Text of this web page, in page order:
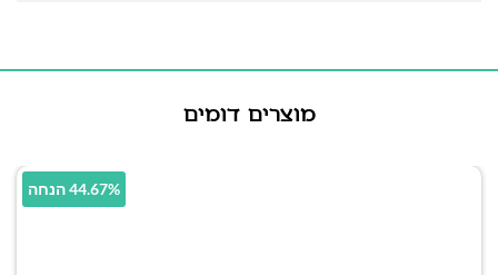
מוצרים דומים
44.67% הנחה